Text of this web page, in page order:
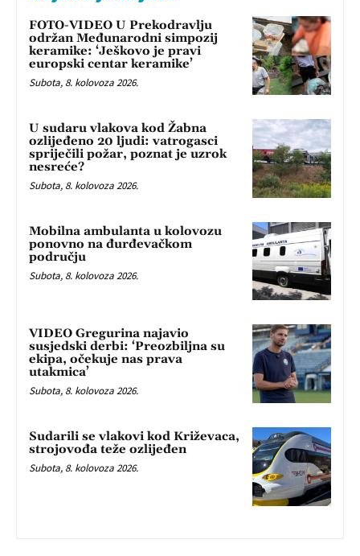
FOTO-VIDEO U Prekodravlju
održan Međunarodni simpozij
keramike: ‘Ješkovo je pravi
europski centar keramike’
Subota, 8. kolovoza 2026.
U sudaru vlakova kod Žabna
ozlijeđeno 20 ljudi: vatrogasci
spriječili požar, poznat je uzrok
nesreće?
Subota, 8. kolovoza 2026.
Mobilna ambulanta u kolovozu
ponovno na đurđevačkom
području
Subota, 8. kolovoza 2026.
VIDEO Gregurina najavio
susjedski derbi: ‘Preozbiljna su
ekipa, očekuje nas prava
utakmica’
Subota, 8. kolovoza 2026.
Sudarili se vlakovi kod Križevaca,
strojovođa teže ozlijeđen
Subota, 8. kolovoza 2026.